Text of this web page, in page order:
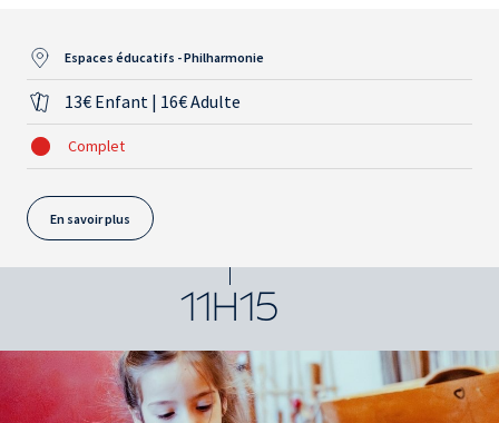
Espaces éducatifs - Philharmonie
13€ Enfant | 16€ Adulte
Complet
En savoir plus
11H15